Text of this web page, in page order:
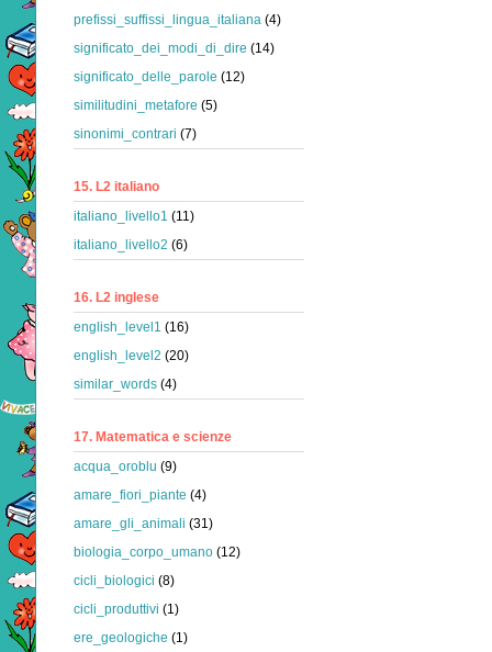
prefissi_suffissi_lingua_italiana (4)
significato_dei_modi_di_dire (14)
significato_delle_parole (12)
similitudini_metafore (5)
sinonimi_contrari (7)
15. L2 italiano
italiano_livello1 (11)
italiano_livello2 (6)
16. L2 inglese
english_level1 (16)
english_level2 (20)
similar_words (4)
17. Matematica e scienze
acqua_oroblu (9)
amare_fiori_piante (4)
amare_gli_animali (31)
biologia_corpo_umano (12)
cicli_biologici (8)
cicli_produttivi (1)
ere_geologiche (1)